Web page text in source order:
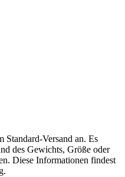
Standard-Versand an. Es
des Gewichts, Größe oder
Diese Informationen findest